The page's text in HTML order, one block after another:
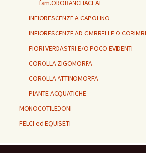
fam.OROBANCHACEAE
INFIORESCENZE A CAPOLINO
INFIORESCENZE AD OMBRELLE O CORIMBI
FIORI VERDASTRI E/O POCO EVIDENTI
COROLLA ZIGOMORFA
COROLLA ATTINOMORFA
PIANTE ACQUATICHE
MONOCOTILEDONI
FELCI ed EQUISETI